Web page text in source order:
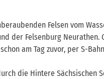
Felsen vom
der Felsenburg
am Tag zuvor, per S-
die Hintere Sächsischen